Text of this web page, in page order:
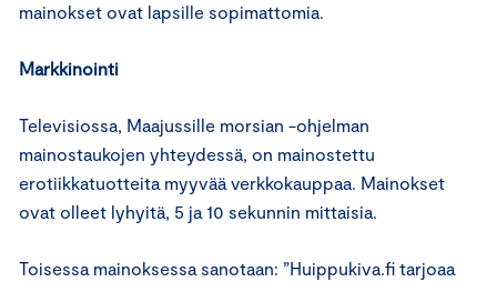
mainokset ovat lapsille sopimattomia.
Markkinointi
Televisiossa, Maajussille morsian -ohjelman
mainostaukojen yhteydessä, on mainostettu
erotiikkatuotteita myyvää verkkokauppaa. Mainokset
ovat olleet lyhyitä, 5 ja 10 sekunnin mittaisia.
Toisessa mainoksessa sanotaan: ”Huippukiva.fi tarjoaa